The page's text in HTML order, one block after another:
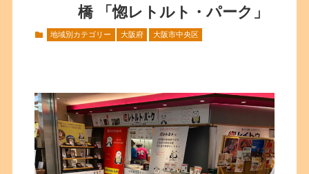
橋 「惚レトルト・パーク」
地域別カテゴリー 大阪府 大阪市中央区